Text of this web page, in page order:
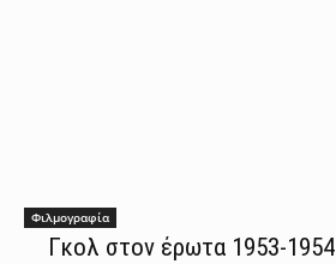
Φιλμογραφία
Γκολ στον έρωτα 1953-1954